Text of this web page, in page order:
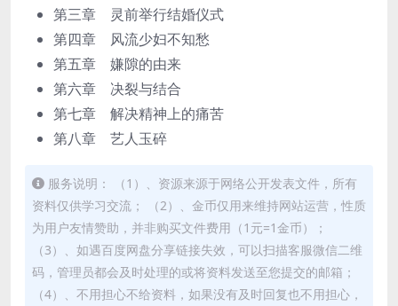
第三章 灵前举行结婚仪式
第四章 风流少妇不知愁
第五章 嫌隙的由来
第六章 决裂与结合
第七章 解决精神上的痛苦
第八章 艺人玉碎
服务说明： （1）、资源来源于网络公开发表文件，所有
资料仅供学习交流； （2）、金币仅用来维持网站运营，性质
为用户友情赞助，并非购买文件费用（1元=1金币）；
（3）、如遇百度网盘分享链接失效，可以扫描客服微信二维
码，管理员都会及时处理的或将资料发送至您提交的邮箱；
（4）、不用担心不给资料，如果没有及时回复也不用担心，